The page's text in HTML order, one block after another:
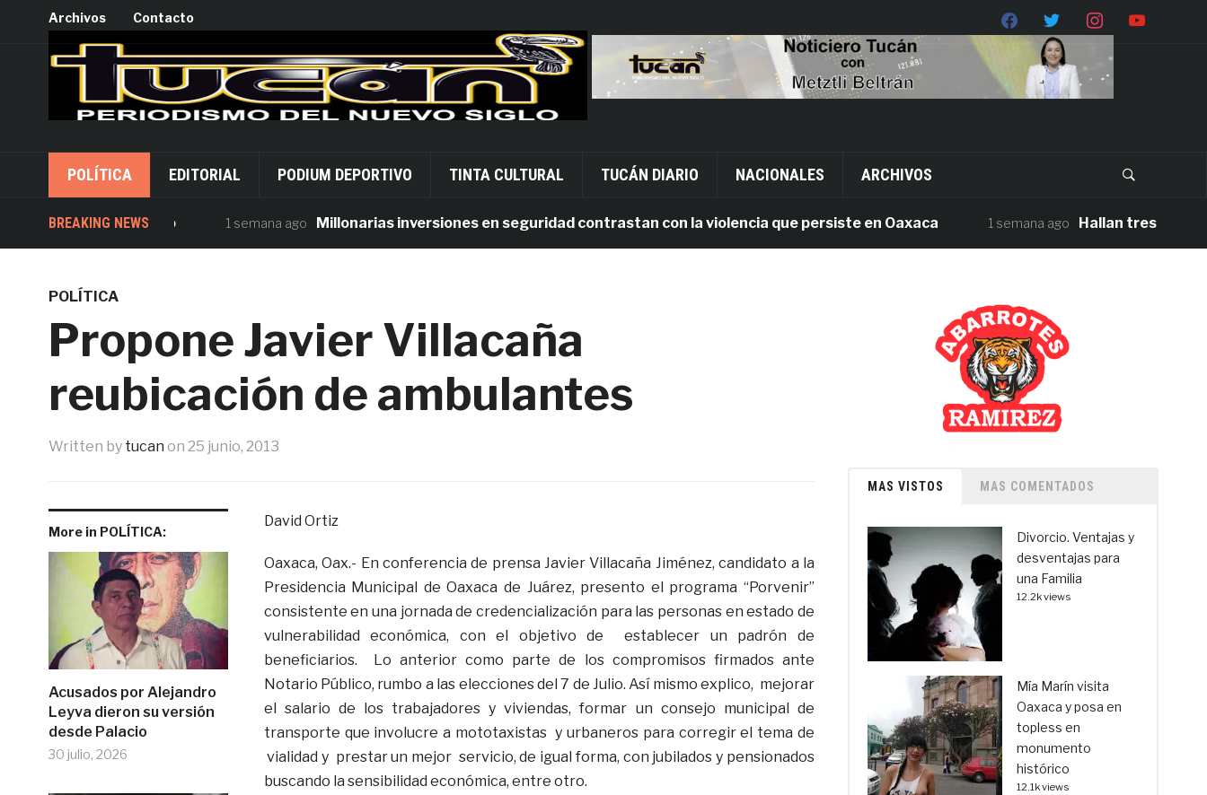
Archivos Contacto
POLÍTICA EDITORIAL PODIUM DEPORTIVO TINTA CULTURAL TUCÁN DIARIO NACIONALES ARCHIVOS
BREAKING NEWS
desde Palacio 1 semana ago Millonarias inversiones en seguridad contrastan con la violencia que persiste en Oaxaca 1 semana ago Hallan tres cuerpos sin
POLÍTICA
Propone Javier Villacaña
reubicación de ambulantes
Written by tucan on 25 junio, 2013
More in POLÍTICA:
Acusados por Alejandro
Leyva dieron su versión
desde Palacio
30 julio, 2026
David Ortiz
Oaxaca, Oax.- En conferencia de prensa Javier Villacaña Jiménez, candidato a la
Presidencia Municipal de Oaxaca de Juárez, presento el programa “Porvenir”
consistente en una jornada de credencialización para las personas en estado de
vulnerabilidad económica, con el objetivo de establecer un padrón de
beneficiarios. Lo anterior como parte de los compromisos firmados ante
Notario Público, rumbo a las elecciones del 7 de Julio. Así mismo explico, mejorar
el salario de los trabajadores y viviendas, formar un consejo municipal de
transporte que involucre a mototaxistas y urbaneros para corregir el tema de
vialidad y prestar un mejor servicio, de igual forma, con jubilados y pensionados
buscando la sensibilidad económica, entre otro.
MAS VISTOS MAS COMENTADOS
Divorcio. Ventajas y
desventajas para
una Familia
12.2k views
Mía Marín visita
Oaxaca y posa en
topless en
monumento
histórico
12.1k views